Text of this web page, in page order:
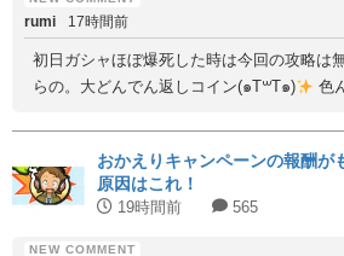
rumi 17時間前
初日ガシャほぼ爆死した時は今回の攻略
らの。大どんでん返しコイン(๑T꒳T๑)
色
おかえりキャンペーンの報酬が
原因はこれ！
19時間前 565